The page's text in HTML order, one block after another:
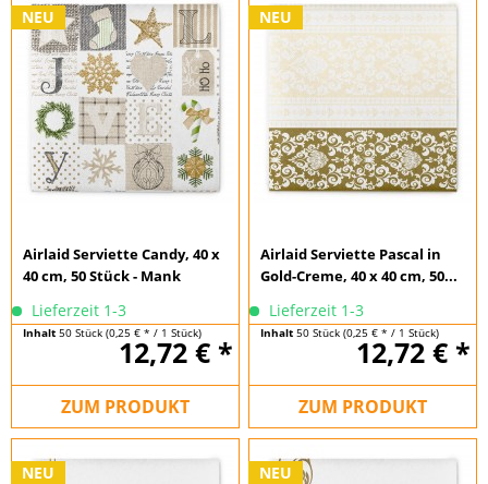
NEU
Airlaid Serviette Candy, 40 x
40 cm, 50 Stück - Mank
Lieferzeit 1-3
Inhalt50 Stück(0,25 € * / 1 Stück)
12,72 € *
ZUM PRODUKT
NEU
Airlaid Serviette Pascal in
Gold-Creme, 40 x 40 cm, 50...
Lieferzeit 1-3
Inhalt50 Stück(0,25 € * / 1 Stück)
12,72 € *
ZUM PRODUKT
NEU NEU